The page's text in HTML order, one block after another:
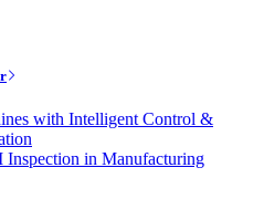
with Intelligent Control &
in Manufacturing